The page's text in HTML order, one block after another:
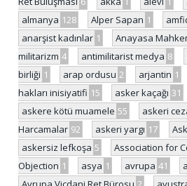
almanya 128 Alper Sapan 1
anarşist kadınlar 1 Anayasa
militarizm 4 antimilitarist medya 8
birliği 1 arap ordusu 2 arjantin 1
hakları inisiyatifi 15 asker kaçağı 31
askere kötü muamele 55 askeri
Harcamalar 92 askeri yargı 17
askersiz lefkoşa 5
Association for
Objection 1 asya 1 avrupa 41